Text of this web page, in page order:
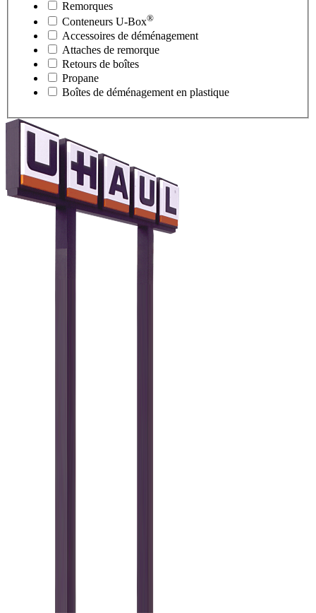
Remorques
Conteneurs U-Box®
Accessoires de déménagement
Attaches de remorque
Retours de boîtes
Propane
Boîtes de déménagement en plastique